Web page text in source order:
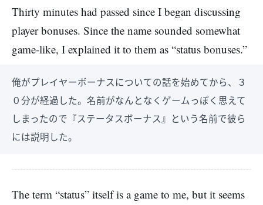
Thirty minutes had passed since I began discussing
player bonuses. Since the name sounded somewhat
game-like, I explained it to them as “status bonuses.”
俺がプレイヤーボーナスについての話を始めてから、３
０分が経過した。名前がなんとなくゲームっぽく思えて
しまったので『ステータスボーナス』という名前で彼ら
には説明した。
The term “status” itself is a game to me, but it seems